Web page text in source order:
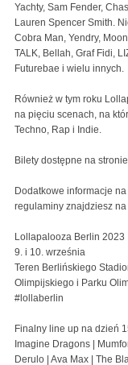
Yachty, Sam Fender,
Lauren Spencer Smith.
Cobra Man, Yendry,
TALK, Bellah, Graf Fidi,
Futurebae i wielu innych.
Również w tym roku
na pięciu scenach, na
Techno, Rap i Indie.
Bilety dostępne na stronie
Dodatkowe informacje
regulaminy znajdziesz na
Lollapalooza Berlin 2023
9. i 10. września
Teren Berlińskiego
Olimpijskiego i Parku
#lollaberlin
Finalny line up na dzień
Imagine Dragons |
Derulo | Ava Max | The